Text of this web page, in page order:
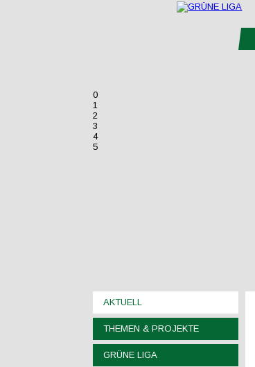
0
1
2
3
4
5
AKTUELL
THEMEN & PROJEKTE
GRÜNE LIGA